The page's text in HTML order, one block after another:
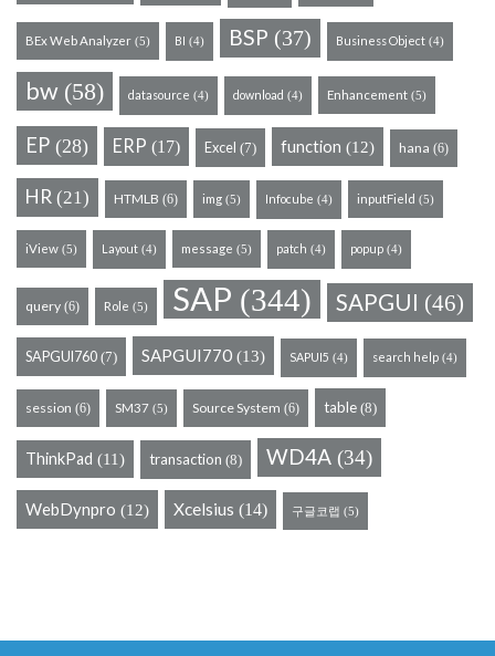
BEx Web Analyzer (5) BI (4) BSP (37) Business Object (4)
bw(58) datasource (4) download (4) Enhancement (5)
EP (28) ERP (17) Excel (7) function (12) hana (6)
HR (21) HTMLB (6) img (5) Infocube (4) inputField (5)
iView (5) Layout (4) message (5) patch (4) popup (4)
query (6) Role (5) SAP (344) SAPGUI (46)
SAPGUI760 (7) SAPGUI770 (13) SAPUI5 (4) search help (4)
session (6) SM37 (5) Source System (6) table (8)
ThinkPad (11) transaction (8) WD4A (34)
WebDynpro (12) Xcelsius (14) 구글코랩 (5)